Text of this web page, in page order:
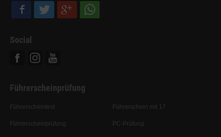
Social
Führerscheinprüfung
Führerscheintest
Führerscheinprüfung
Führerschein mit 17
PC-Prüfung